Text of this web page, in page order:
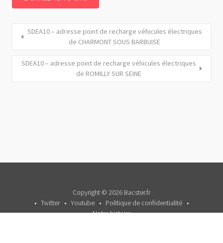
SDEA10 – adresse point de recharge véhicules électriques
de CHARMONT SOUS BARBUISE
SDEA10 – adresse point de recharge véhicules électriques
de ROMILLY SUR SEINE
Copyright © 2026 Bacster.fr
Twitter
Youtube
Politique de confidentialité
Notre histoire